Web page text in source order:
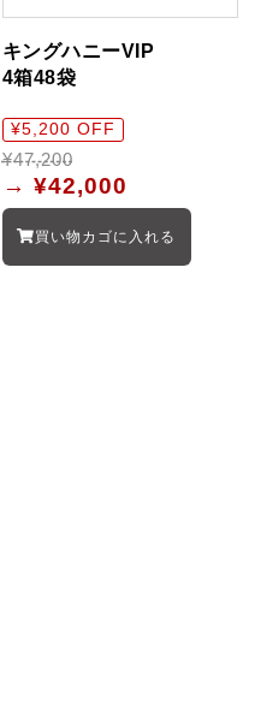
キングハニーVIP
4箱48袋
¥5,200 OFF
¥47,200
→ ¥42,000
買い物カゴに入れる